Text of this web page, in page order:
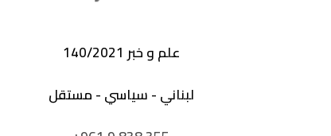
علم و خبر 140/2021
لبناني - سياسي - مستقل